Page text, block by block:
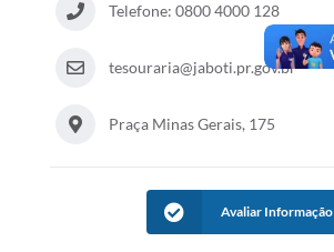
Telefone: 0800 4000 128
tesouraria@jaboti.pr.gov.br
Praça Minas Gerais, 175
Avaliar Informação